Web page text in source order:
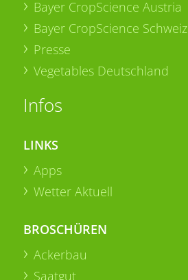
Bayer CropScience Austria
Bayer CropScience Schweiz
Presse
Vegetables Deutschland
Infos
LINKS
Apps
Wetter Aktuell
BROSCHÜREN
Ackerbau
Saatgut